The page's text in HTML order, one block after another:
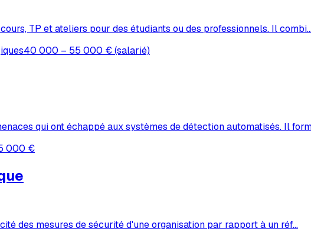
TP et ateliers pour des étudiants ou des professionnels. Il combi
40 000 – 55 000 € (salarié)
qui ont échappé aux systèmes de détection automatisés. Il
000 €
des mesures de sécurité d'une organisation par rapport à un réf…